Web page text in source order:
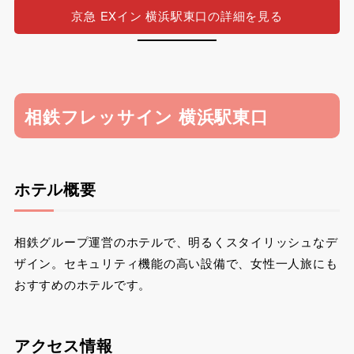
京急 EXイン 横浜駅東口の詳細を見る
相鉄フレッサイン 横浜駅東口
ホテル概要
相鉄グループ運営のホテルで、明るくスタイリッシュなデ
ザイン。セキュリティ機能の高い設備で、女性一人旅にも
おすすめのホテルです。
アクセス情報